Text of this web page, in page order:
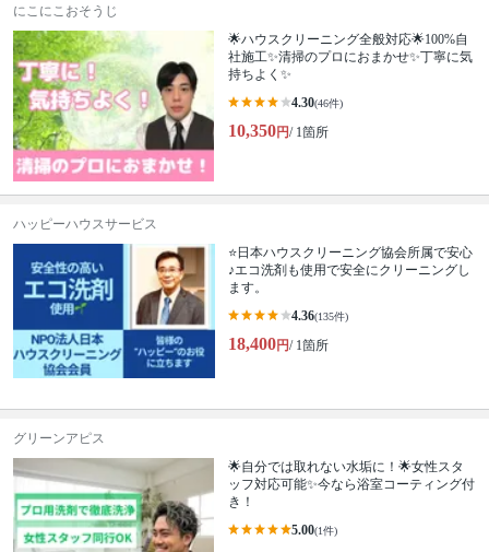
にこにこおそうじ
🌟ハウスクリーニング全般対応🌟100%自
社施工✨清掃のプロにおまかせ✨丁寧に気
持ちよく✨
4.30(46件)
10,350円/ 1箇所
ハッピーハウスサービス
⭐️日本ハウスクリーニング協会所属で安心
♪エコ洗剤も使用で安全にクリーニングし
ます。
4.36(135件)
18,400円/ 1箇所
グリーンアピス
🌟自分では取れない水垢に！🌟女性スタ
ッフ対応可能✨今なら浴室コーティング付
き！
5.00(1件)